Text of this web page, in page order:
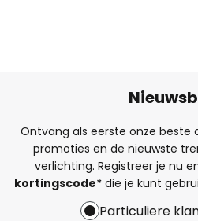
Ontvang als eerste onze beste
promoties en de nieuwste
verlichting. Registreer je nu
kortingscode*die je kunt
Particuliere